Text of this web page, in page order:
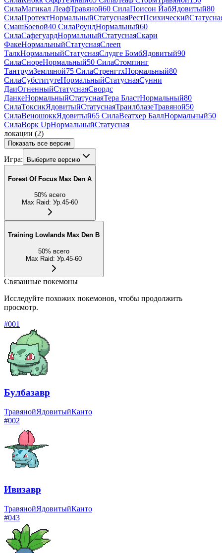
СилаМагикал ЛеафТравяной60 СилаПоисон ЙабЯдовитый80
СилаПротектНормальныйСтатуснаяРестПсихический
СмашБоевой40 СилаРоундНормальный60
СилаСафегуардНормальныйСтатуснаяСкари
ФакеНормальныйСтатуснаяСлееп
ТалкНормальныйСтатуснаяСлудге БомбЯдовитый90
СилаСнореНормальный50 СилаСтомпинг
ТантрумЗемляной75 СилаСтренгтхНормальный80
СилаСубститутеНормальныйСтатуснаяСунни
ДаиОгненныйСтатуснаяСвордс
ДанкеНормальныйСтатуснаяТера БластНормальный80
СилаТоксикЯдовитыйСтатуснаяТраилблазеТравяной50
СилаВеношоккЯдовитый65 СилаВеатхер БаллНормальный50
СилаВорк UpНормальныйСтатусная
локации (2)
Показать все версии
Игра: Выберите версию
Forest Of Focus Max Den A
50% всего
Max Raid: Ур.45-60
Training Lowlands Max Den B
50% всего
Max Raid: Ур.45-60
Связанные покемоны
Исследуйте похожих покемонов, чтобы продолжить
просмотр.
#001
Булбазавр
ТравянойЯдовитыйКанто
#002
Ивизавр
ТравянойЯдовитыйКанто
#043